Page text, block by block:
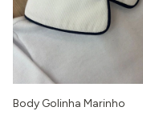
Body Golinha Marinho